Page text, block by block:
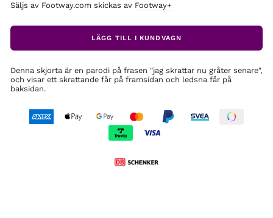
Säljs av Footway.com skickas av Footway+
LÄGG TILL I KUNDVAGN
Denna skjorta är en parodi på frasen "jag skrattar nu gråter senare",
och visar ett skrattande får på framsidan och ledsna får på
baksidan.